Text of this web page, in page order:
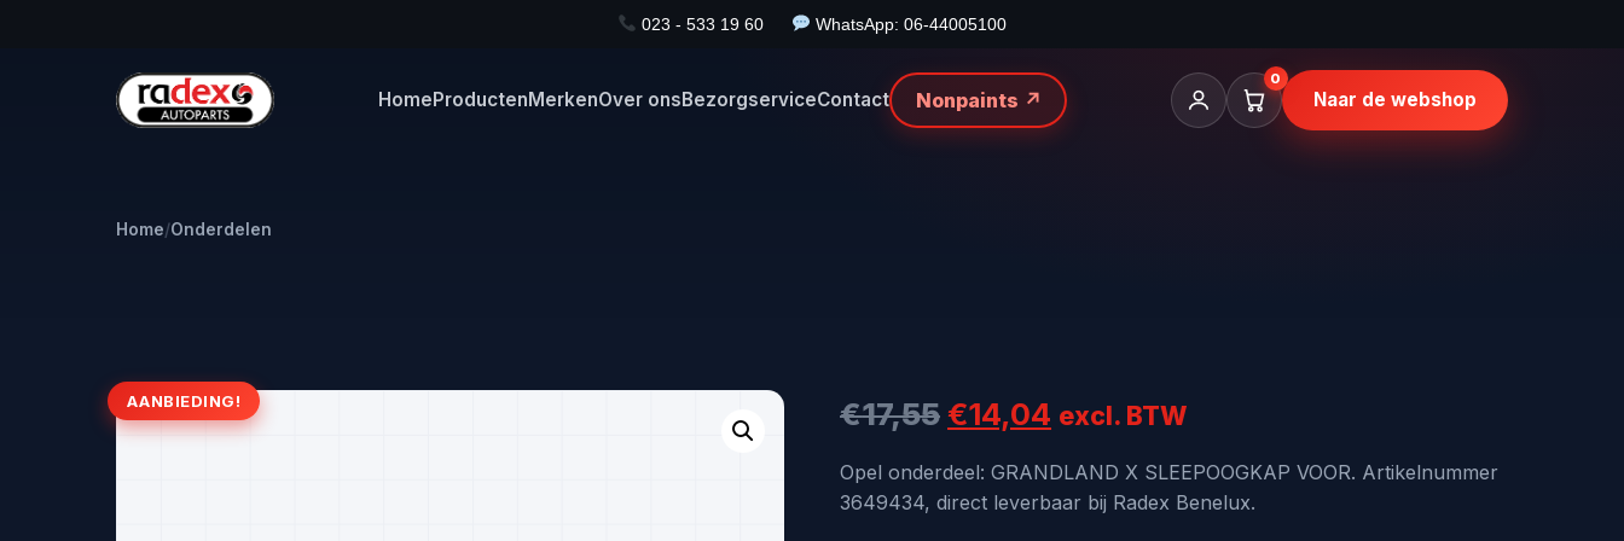
023 - 533 19 60 WhatsApp: 06-44005100
HomeProductenMerkenOver onsBezorgserviceContact Nonpaints ↗
0
Naar de webshop
Home/Onderdelen
AANBIEDING! €17,55Oorspronkelijke
prijs
was:
€14,04 Huidige
prijs
is:
excl. BTW
Opel onderdeel: GRANDLAND X SLEEPOOGKAP VOOR. Artikelnummer
3649434, direct leverbaar bij Radex Benelux.